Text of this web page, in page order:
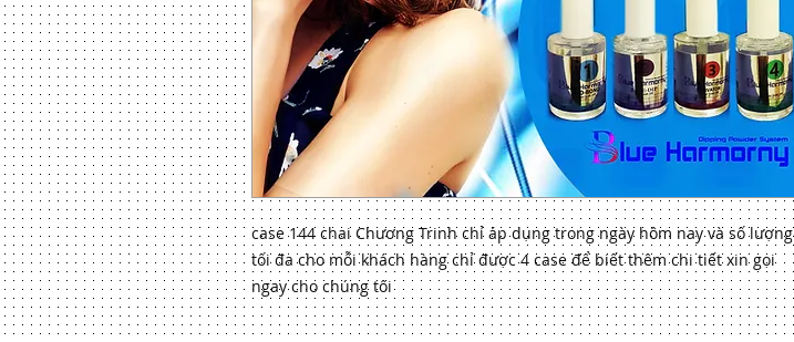
case 144 chai Chương Trinh chỉ áp dụng trong ngày hôm nay và số lượng
tối đa cho mỗi khách hàng chỉ được 4 case để biết thêm chi tiết xin gọi
ngay cho chúng tôi